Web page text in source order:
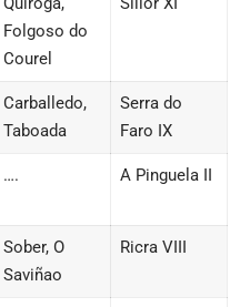
Folgoso do
Courel
Carballedo,
Taboada
Serra do
Faro IX
…. A Pinguela II
Sober, O
Saviñao
Ricra VIII